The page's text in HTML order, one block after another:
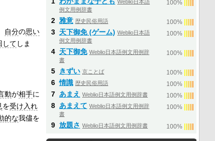
自分の思い
して しま
動が相手に
を受け入れ
的な我儘を
Weblio日本語
例文用例辞書
100%
2 雅意 歴史民俗用語 100%
3 天下御免 (ゲーム) Weblio日本語
例文用例辞書
100%
4 天下御免 Weblio日本語例文用例辞
書
100%
5 きずい 京ことば 100%
6 情識 歴史民俗用語 100%
7 あまえ Weblio日本語例文用例辞書 100%
8 あまえて Weblio日本語例文用例辞
書
100%
9 放題さ Weblio日本語例文用例辞書 100%